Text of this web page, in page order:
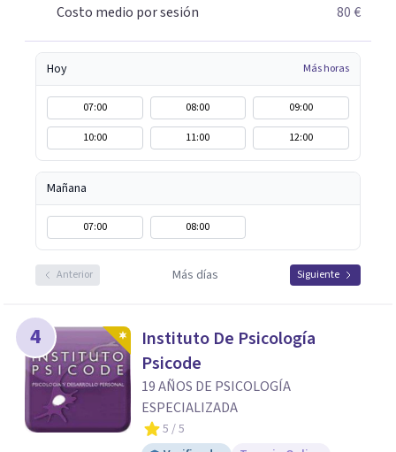
mental como a nivel personal para una buenaCosto medio por sesión
80 €
Hoy Más horas
07:00 08:00
09:00
10:00
11:00 12:00
Mañana
07:00 08:00
Anterior Más días Siguiente
4
Instituto De Psicología
Psicode
19 AÑOS DE PSICOLOGÍA
ESPECIALIZADA
5 / 5